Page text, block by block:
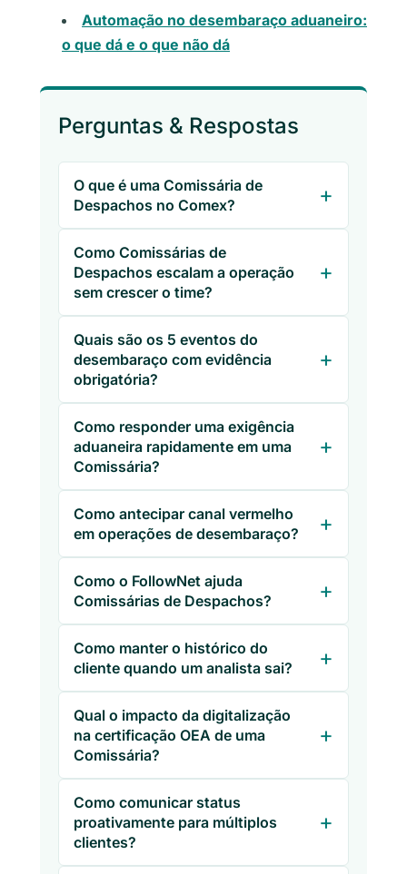
Automação no desembaraço aduaneiro:
o que dá e o que não dá
Perguntas & Respostas
O que é uma Comissária de
Despachos no Comex?
Como Comissárias de
Despachos escalam a operação
sem crescer o time?
Quais são os 5 eventos do
desembaraço com evidência
obrigatória?
Como responder uma exigência
aduaneira rapidamente em uma
Comissária?
Como antecipar canal vermelho
em operações de desembaraço?
Como o FollowNet ajuda
Comissárias de Despachos?
Como manter o histórico do
cliente quando um analista sai?
Qual o impacto da digitalização
na certificação OEA de uma
Comissária?
Como comunicar status
proativamente para múltiplos
clientes?